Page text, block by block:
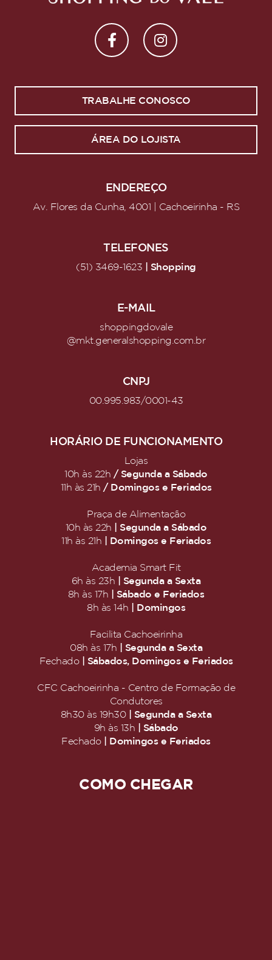
TRABALHE CONOSCO
ÁREA DO LOJISTA
ENDEREÇO
Av. Flores da Cunha, 4001 | Cachoeirinha - RS
TELEFONES
(51) 3469-1623 | Shopping
E-MAIL
shoppingdovale
@mkt.generalshopping.com.br
CNPJ
00.995.983/0001-43
HORÁRIO DE FUNCIONAMENTO
Lojas
10h às 22h / Segunda a Sábado
11h às 21h / Domingos e Feriados
Praça de Alimentação
10h às 22h
| Segunda a Sábado
11h às 21h
| Domingos e Feriados
Academia Smart Fit
6h às 23h
| Segunda a Sexta
8h às 17h
| Sábado e Feriados
8h às 14h
| Domingos
Facilita Cachoeirinha
08h às 17h
| Segunda a Sexta
Fechado
| Sábados, Domingos e Feriados
CFC Cachoeirinha - Centro de Formação de
Condutores
8h30 às 19h30
| Segunda a Sexta
9h às 13h
| Sábado
Fechado
| Domingos e Feriados
COMO CHEGAR